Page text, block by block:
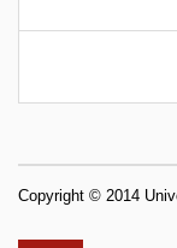
Copyright © 2014